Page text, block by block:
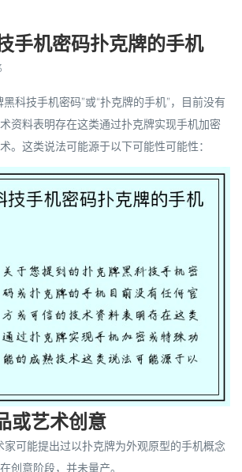
手机密码扑克牌的手机
科技手机密码”或“扑克牌的手机”，目前没有
资料表明存在这类通过扑克牌实现手机加密
。这类说法可能源于以下可能性可能性：
或艺术创意
家可能提出过以扑克牌为外观原型的手机概念
创意阶段，并未量产。